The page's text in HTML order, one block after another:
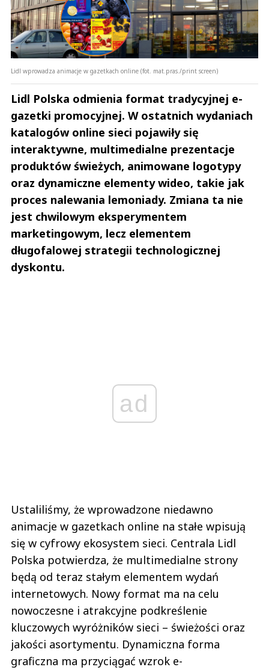
Lidl wprowadza animacje w gazetkach online (fot. mat.pras./print screen)
Lidl Polska odmienia format tradycyjnej e-
gazetki promocyjnej. W ostatnich wydaniach
katalogów online sieci pojawiły się
interaktywne, multimedialne prezentacje
produktów świeżych, animowane logotypy
oraz dynamiczne elementy wideo, takie jak
proces nalewania lemoniady. Zmiana ta nie
jest chwilowym eksperymentem
marketingowym, lecz elementem
długofalowej strategii technologicznej
dyskontu.
ad
Ustaliliśmy, że wprowadzone niedawno
animacje w gazetkach online na stałe wpisują
się w cyfrowy ekosystem sieci. Centrala Lidl
Polska potwierdza, że multimedialne strony
będą od teraz stałym elementem wydań
internetowych. Nowy format ma na celu
nowoczesne i atrakcyjne podkreślenie
kluczowych wyróżników sieci – świeżości oraz
jakości asortymentu. Dynamiczna forma
graficzna ma przyciągać wzrok e-